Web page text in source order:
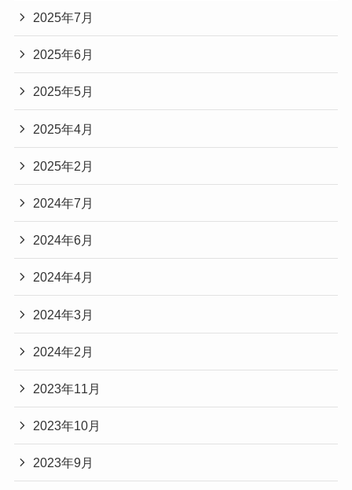
2025年7月
2025年6月
2025年5月
2025年4月
2025年2月
2024年7月
2024年6月
2024年4月
2024年3月
2024年2月
2023年11月
2023年10月
2023年9月